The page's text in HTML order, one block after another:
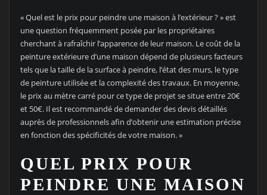
« Quel est le prix pour peindre une maison à l’extérieur ? » est
une question fréquemment posée par les propriétaires
cherchant à rafraîchir l’apparence de leur maison. Le coût de la
peinture extérieure d’une maison dépend de plusieurs facteurs
tels que la taille de la surface à peindre, l’état des murs, le type
de peinture utilisée et la complexité des travaux. En moyenne,
le prix au mètre carré pour ce type de projet se situe entre 20€
et 50€. Il est recommandé de demander des devis détaillés
auprès de professionnels afin d’obtenir une estimation précise
en fonction des spécificités de votre maison. »
QUEL PRIX POUR
PEINDRE UNE MAISON